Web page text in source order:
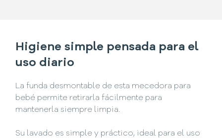
Higiene simple pensada para el
uso diario
La funda desmontable de esta mecedora para
bebé permite retirarla fácilmente para
mantenerla siempre limpia.
Su lavado es simple y práctico, ideal para el uso